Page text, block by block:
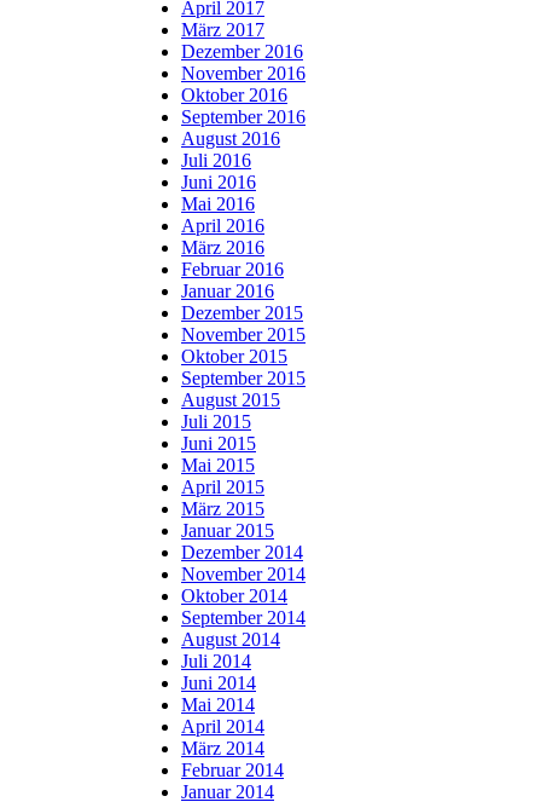
April 2017
März 2017
Dezember 2016
November 2016
Oktober 2016
September 2016
August 2016
Juli 2016
Juni 2016
Mai 2016
April 2016
März 2016
Februar 2016
Januar 2016
Dezember 2015
November 2015
Oktober 2015
September 2015
August 2015
Juli 2015
Juni 2015
Mai 2015
April 2015
März 2015
Januar 2015
Dezember 2014
November 2014
Oktober 2014
September 2014
August 2014
Juli 2014
Juni 2014
Mai 2014
April 2014
März 2014
Februar 2014
Januar 2014